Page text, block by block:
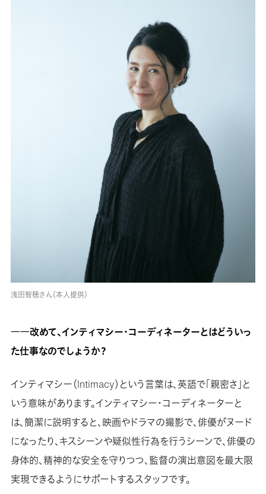
浅田智穂さん（本人提供）
――改めて、インティマシー・コーディネーターとはどういっ
た仕事なのでしょうか？
インティマシー（Intimacy）という言葉は、英語で「親密さ」と
いう意味があります。インティマシー・コーディネーターと
は、簡潔に説明すると、映画やドラマの撮影で、俳優がヌード
になったり、キスシーンや疑似性行為を行うシーンで、俳優の
身体的、精神的な安全を守りつつ、監督の演出意図を最大限
実現できるようにサポートするスタッフです。